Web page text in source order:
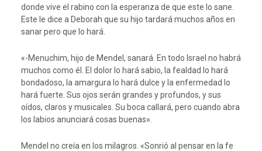
donde vive el rabino con la esperanza de que este lo sane.
Este le dice a Deborah que su hijo tardará muchos años en
sanar pero que lo hará.
«-Menuchim, hijo de Mendel, sanará. En todo Israel no habrá
muchos como él. El dolor lo hará sabio, la fealdad lo hará
bondadoso, la amargura lo hará dulce y la enfermedad lo
hará fuerte. Sus ojos serán grandes y profundos, y sus
oídos, claros y musicales. Su boca callará, pero cuando abra
los labios anunciará cosas buenas».
Mendel no creía en los milagros. «Sonrió al pensar en la fe